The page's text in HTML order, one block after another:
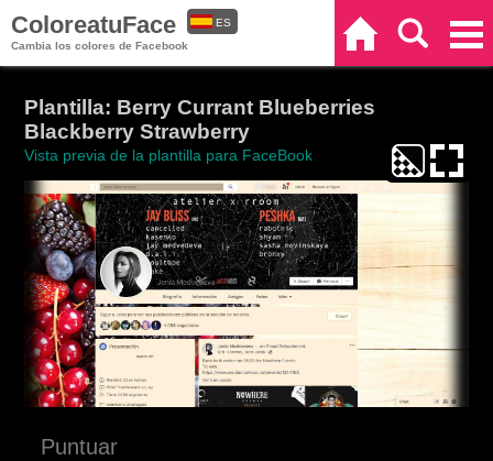
ColoreatuFace
Cambia los colores de Facebook
ES
Plantilla: Berry Currant Blueberries
Blackberry Strawberry
Vista previa de la plantilla para FaceBook
Puntuar